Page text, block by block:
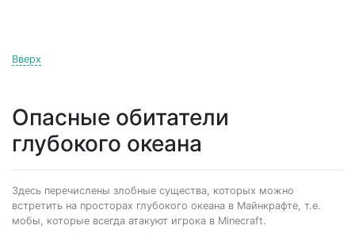
Вверх
Опасные обитатели
глубокого океана
Здесь перечислены злобные существа, которых можно
встретить на просторах глубокого океана в Майнкрафте, т.е.
мобы, которые всегда атакуют игрока в Minecraft.